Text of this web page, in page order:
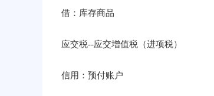
借：库存商品
应交税--应交增值税（进项税）
信用：预付账户